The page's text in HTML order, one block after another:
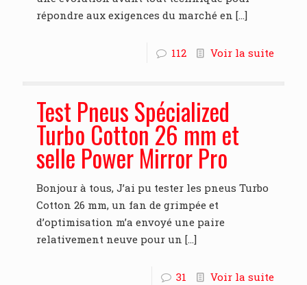
répondre aux exigences du marché en […]
112 Voir la suite
Test Pneus Spécialized
Turbo Cotton 26 mm et
selle Power Mirror Pro
Bonjour à tous, J’ai pu tester les pneus Turbo
Cotton 26 mm, un fan de grimpée et
d’optimisation m’a envoyé une paire
relativement neuve pour un […]
31 Voir la suite